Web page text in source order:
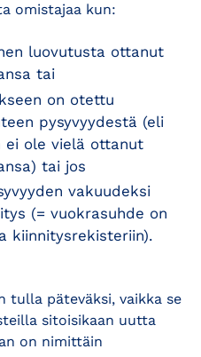
omistajaa kun:
luovutusta ottanut
tai
on otettu
pysyvyydestä (eli
ei ole vielä ottanut
tai jos
vakuudeksi
(= vuokrasuhde on
kiinnitysrekisteriin).
tulla päteväksi, vaikka se
sitoisikaan uutta
on nimittäin